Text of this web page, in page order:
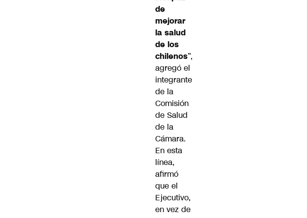
de
mejorar
la salud
de los
chilenos”,
agregó el
integrante
de la
Comisión
de Salud
de la
Cámara.
En esta
línea,
afirmó
que el
Ejecutivo,
en vez de